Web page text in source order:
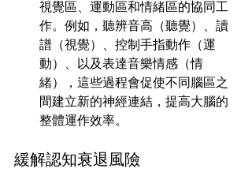
視覺區、運動區和情緒區的協同工
作。例如，聽辨音高（聽覺）、讀
譜（視覺）、控制手指動作（運
動）、以及表達音樂情感（情
緒），這些過程會促使不同腦區之
間建立新的神經連結，提高大腦的
整體運作效率。
緩解認知衰退風險